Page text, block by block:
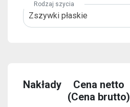
Rodzaj szycia
Zszywki płaskie
Nakłady
Cena netto
(Cena brutto)